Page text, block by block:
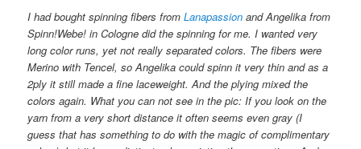
I had bought spinning fibers fromLanapassion and Angelika from
Spinn!Webe! in Cologne did the spinning for me. I wanted very
long color runs, yet not really separated colors. The fibers were
Merino with Tencel, so Angelika could spinn it very thin and as a
2ply it still made a fine laceweight. And the plying mixed the
colors again. What you can not see in the pic: If you look on the
yarn from a very short distance it often seems even gray (I
guess that has something to do with the magic of complimentary